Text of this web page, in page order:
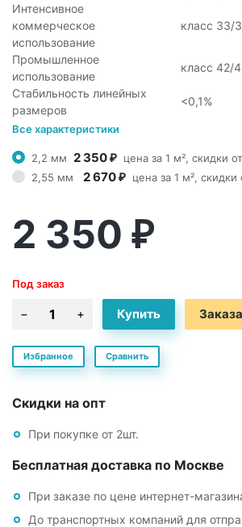
Интенсивное
коммерческое
использование
класс 33/
Промышленное
использование
класс 42/
Стабильность линейных
размеров
<0,1%
Все характеристики
2,2 мм 2 350 ₽
цена за 1 м², скидки
2,55 мм
2 670 ₽ цена за 1 м²,
2 350 ₽
Под заказ
Избранное Сравнить
Скидки на опт
При покупке от 2шт.
Бесплатная доставка по Москве
При заказе по цене интернет-
До транспортных компаний для